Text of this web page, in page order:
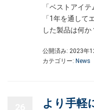
「ベストアイ
「1年を通して
した製品は何か
公開済み: 2023年
カテゴリー: News
より手軽